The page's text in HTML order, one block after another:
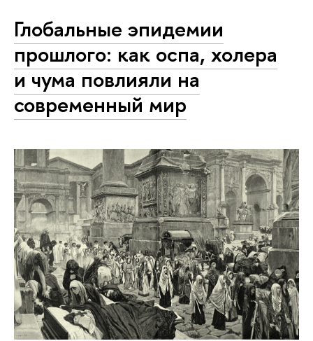
Глобальные эпидемии
прошлого: как оспа, холера
и чума повлияли на
современный мир